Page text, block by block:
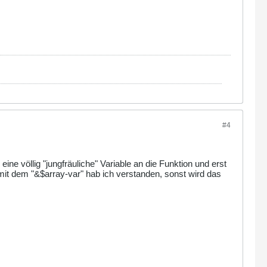
#4
völlig "jungfräuliche" Variable an die Funktion und erst
dem "&$array-var" hab ich verstanden, sonst wird das